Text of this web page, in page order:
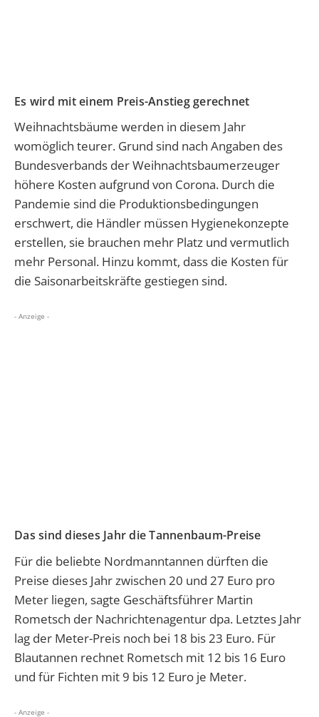
Es wird mit einem Preis-Anstieg gerechnet
Weihnachtsbäume werden in diesem Jahr
womöglich teurer. Grund sind nach Angaben des
Bundesverbands der Weihnachtsbaumerzeuger
höhere Kosten aufgrund von Corona. Durch die
Pandemie sind die Produktionsbedingungen
erschwert, die Händler müssen Hygienekonzepte
erstellen, sie brauchen mehr Platz und vermutlich
mehr Personal. Hinzu kommt, dass die Kosten für
die Saisonarbeitskräfte gestiegen sind.
- Anzeige -
Das sind dieses Jahr die Tannenbaum-Preise
Für die beliebte Nordmanntannen dürften die
Preise dieses Jahr zwischen 20 und 27 Euro pro
Meter liegen, sagte Geschäftsführer Martin
Rometsch der Nachrichtenagentur dpa. Letztes Jahr
lag der Meter-Preis noch bei 18 bis 23 Euro. Für
Blautannen rechnet Rometsch mit 12 bis 16 Euro
und für Fichten mit 9 bis 12 Euro je Meter.
- Anzeige -